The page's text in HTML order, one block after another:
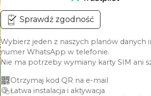
Sprawdź zgodność
Wybierz jeden z naszych planów danych
numer WhatsApp w telefonie.
Nie ma potrzeby wymiany karty SIM ani
Otrzymaj kod QR na e-mail
Łatwa instalacja i aktywacja